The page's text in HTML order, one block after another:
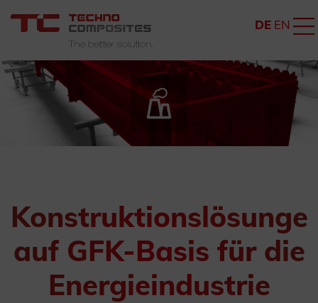
DE EN
auf GFK-Basis für die
Energieindustrie